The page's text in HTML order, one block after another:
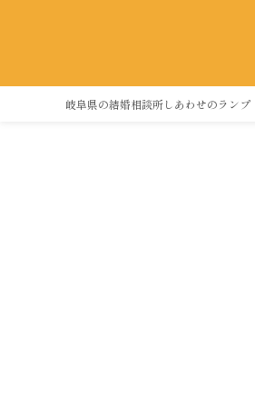
岐阜県の結婚相談所しあわせのランプ